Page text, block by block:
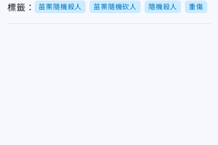
標籤： 苗栗隨機殺人 苗栗隨機砍人 隨機殺人 重傷